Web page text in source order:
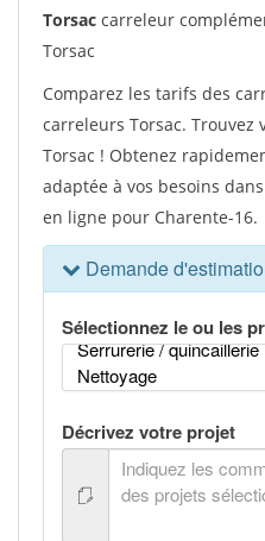
Torsac carreleur
Torsac
Comparez les tarifs des
carreleurs Torsac. Trouvez
Torsac ! Obtenez
adaptée à vos besoins
en ligne pour Charente-16.